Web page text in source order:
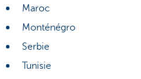
Maroc
Monténégro
Serbie
Tunisie